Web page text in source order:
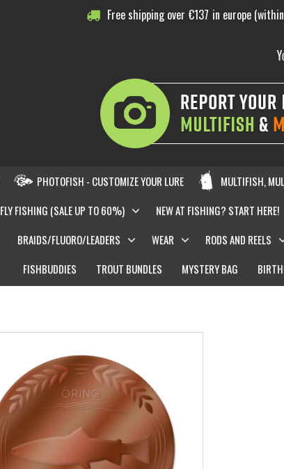
Free shipping over €137 in europe
PHOTOFISH - CUSTOMIZE YOUR LURE MULTIFISH,
FLY FISHING (SALE UP TO 60%) NEW AT FISHING? START HERE!
BRAIDS/FLUORO/LEADERS WEAR RODS AND REELS
FISHBUDDIES
TROUT BUNDLES MYSTERY BAG